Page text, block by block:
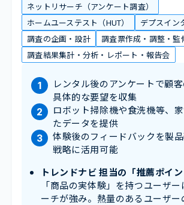
ネットリサーチ（アンケート調査）
ホームユーステスト（HUT）
デプスイン
調査の企画・設計
調査票作成・調整・監
調査結果集計・分析・レポート・報告会
レンタル後のアンケートで顧
具体的な要望を収集
ロボット掃除機や食洗機等、
たデータを提供
体験後のフィードバックを製
戦略に活用可能
トレンドナビ 担当の「推薦ポイン
「商品の実体験」を持つユーザ
ーチが強み。熱量のあるユーザー